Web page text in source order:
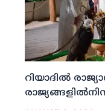
റിയാദില്‍